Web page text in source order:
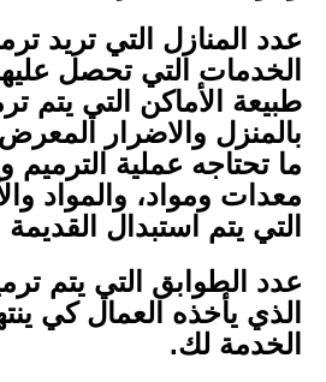
عدد المنازل التي تريد
الخدمات التي تحصل
طبيعة الأماكن التي يتم
بالمنزل والاضرار
ما تحتاجه عملية الترميم
معدات ومواد، والمواد
التي يتم استبدال القديمة
عدد الطوابق التي يتم
الذي يأخذه العمال كي
الخدمة لك.